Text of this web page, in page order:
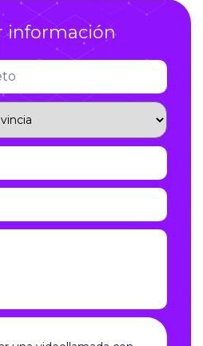
información